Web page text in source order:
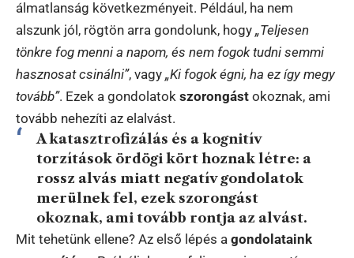
álmatlanság következményeit. Például, ha nem
alszunk jól, rögtön arra gondolunk, hogy „Teljesen
tönkre fog menni a napom, és nem fogok tudni semmi
hasznosat csinálni”, vagy „Ki fogok égni, ha ez így megy
tovább”. Ezek a gondolatok szorongást okoznak, ami
tovább nehezíti az elalvást.
A katasztrofizálás és a kognitív
torzítások ördögi kört hoznak létre: a
rossz alvás miatt negatív gondolatok
merülnek fel, ezek szorongást
okoznak, ami tovább rontja az alvást.
Mit tehetünk ellene? Az első lépés a gondolataink